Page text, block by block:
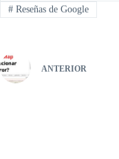
#Reseñas de Google
ANTERIOR